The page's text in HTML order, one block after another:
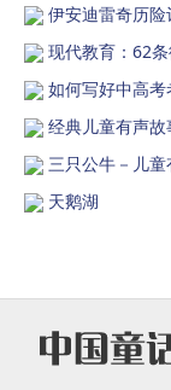
伊安迪雷奇历险
现代教育：62
如何写好中高考
经典儿童有声
三只公牛－儿童
天鹅湖